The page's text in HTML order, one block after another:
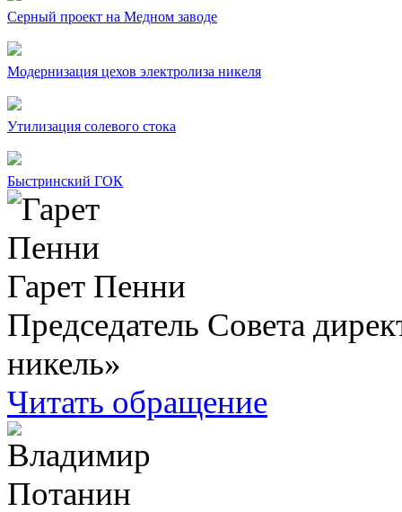
Серный проект на Медном заводе
Модернизация цехов электролиза никеля
Утилизация солевого стока
Быстринский ГОК
Гарет Пенни
Председатель Совета
никель»
Читать обращение